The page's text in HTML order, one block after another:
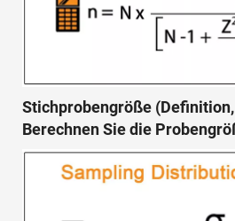
Stichprobengröße
Berechnen Sie die